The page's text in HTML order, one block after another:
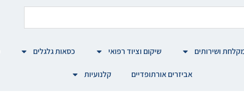
ושירותים שיקום וציוד רפואי כסאות גלגלים
אביזרים אורתופדיים קלנועיות